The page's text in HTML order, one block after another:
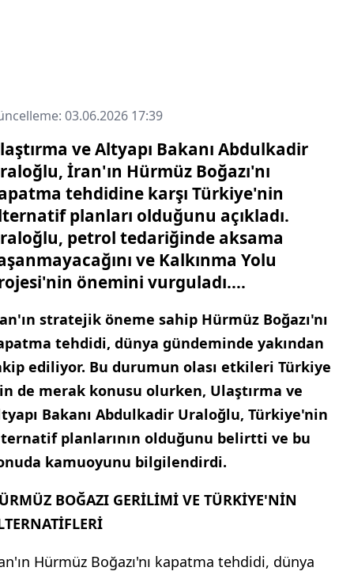
03.06.2026 17:39
ve Altyapı Bakanı Abdulkadir
İran'ın Hürmüz Boğazı'nı
tehdidine karşı Türkiye'nin
planları olduğunu açıkladı.
petrol tedariğinde aksama
ve Kalkınma Yolu
önemini vurguladı....
stratejik öneme sahip Hürmüz Boğazı'nı
tehdidi, dünya gündeminde yakından
ediliyor. Bu durumun olası etkileri Türkiye
de merak konusu olurken, Ulaştırma ve
Bakanı Abdulkadir Uraloğlu, Türkiye'nin
planlarının olduğunu belirtti ve bu
kamuoyunu bilgilendirdi.
BOĞAZI GERİLİMİ VE TÜRKİYE'NİN
Hürmüz Boğazı'nı kapatma tehdidi, dünya